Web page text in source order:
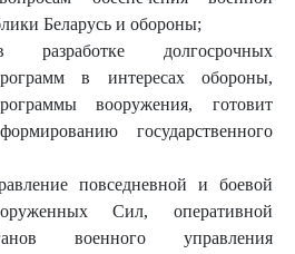
Беларусь и обороны;
разработке долгосрочных
в интересах обороны,
вооружения, готовит
государственного
повседневной и боевой
Сил, оперативной
военного управления